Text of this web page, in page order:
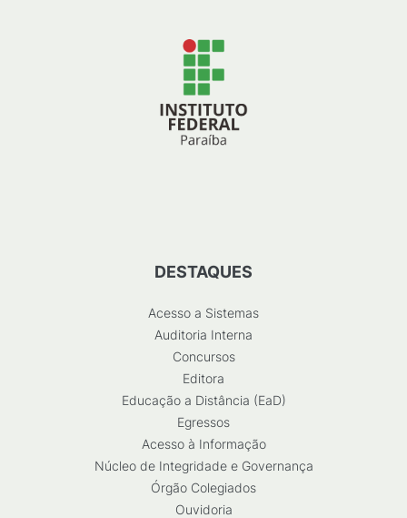
DESTAQUES
Acesso a Sistemas
Auditoria Interna
Concursos
Editora
Educação a Distância (EaD)
Egressos
Acesso à Informação
Núcleo de Integridade e Governança
Órgão Colegiados
Ouvidoria